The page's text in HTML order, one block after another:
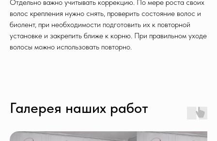
Отдельно важно учитывать коррекцию. По мере роста своих
волос крепления нужно снять, проверить состояние волос и
биолент, при необходимости подготовить их к повторной
установке и закрепить ближе к корню. При правильном уходе
волосы можно использовать повторно.
Галерея наших работ